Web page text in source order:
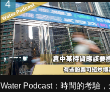
4
Water Podcast：時間的考驗